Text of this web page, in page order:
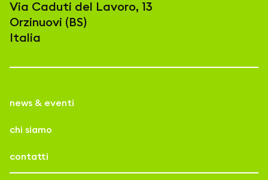
Via Caduti del Lavoro, 13
Orzinuovi (BS)
Italia
news & eventi
chi siamo
contatti